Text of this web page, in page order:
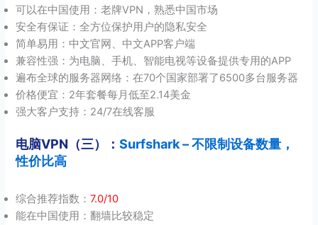
可以在中国使用：老牌VPN，熟悉中国市场
安全有保证：全方位保护用户的隐私安全
简单易用：中文官网、中文APP客户端
兼容性强：为电脑、手机、智能电视等设备提供专用的APP
遍布全球的服务器网络：在70个国家部署了6500多台服务器
价格便宜：2年套餐每月低至2.14美金
强大客户支持：24/7在线客服
电脑VPN（三）：Surfshark – 不限制设备数量，
性价比高
综合推荐指数：7.0/10
能在中国使用：翻墙比较稳定